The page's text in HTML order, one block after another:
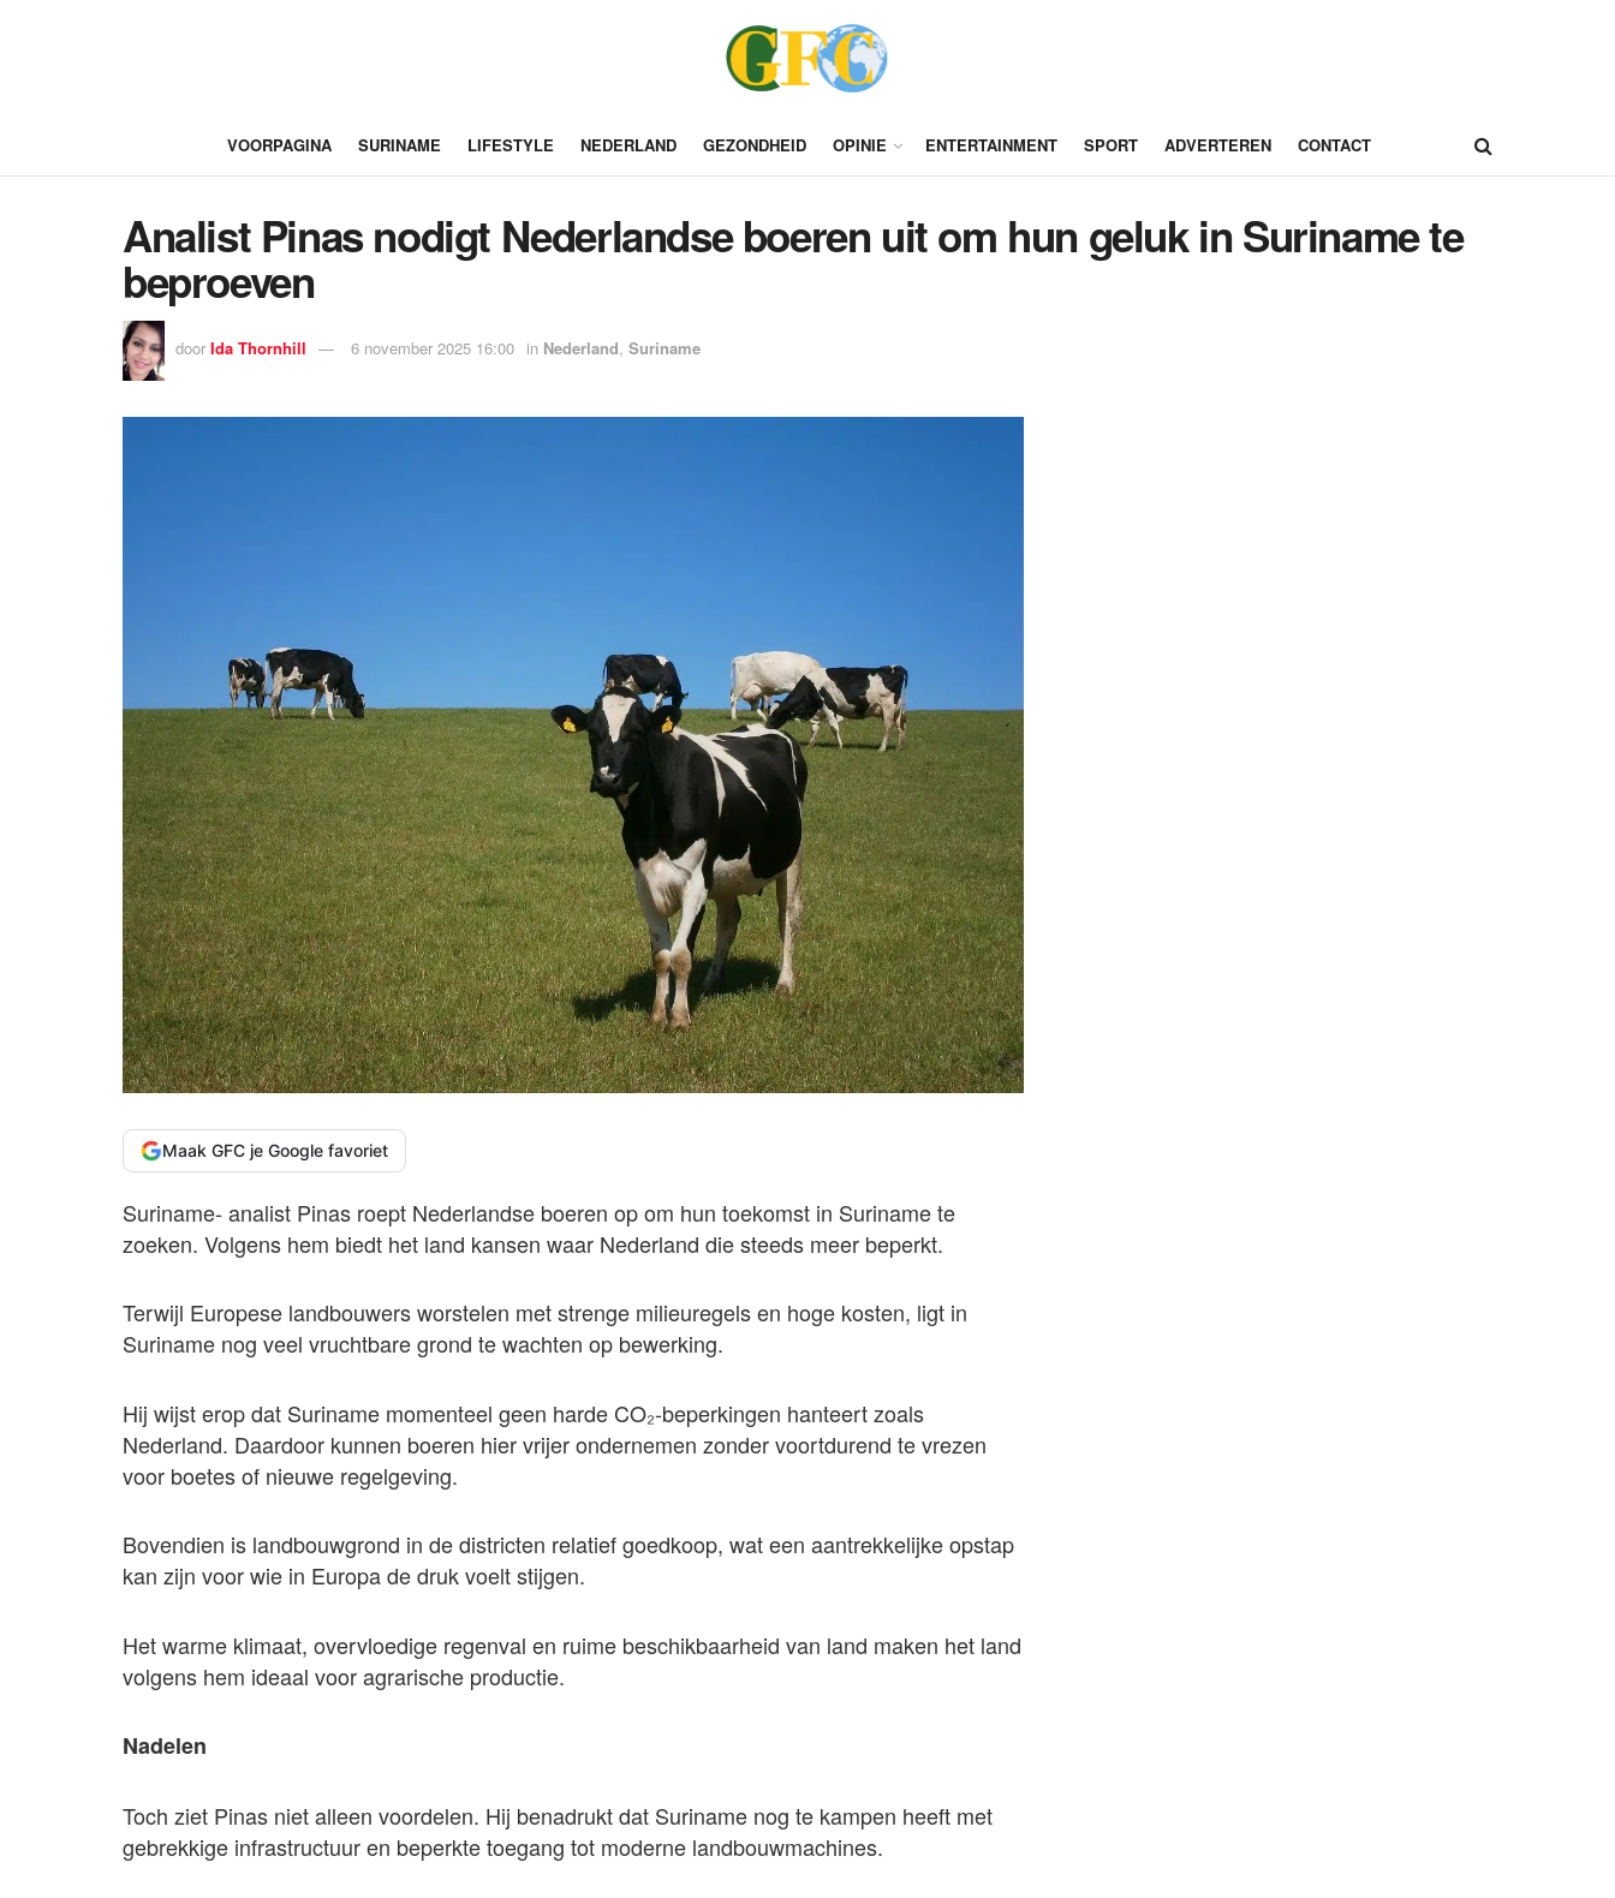
VOORPAGINA SURINAME LIFESTYLE NEDERLAND GEZONDHEID OPINIE ENTERTAINMENT SPORT ADVERTEREN CONTACT
Analist Pinas nodigt Nederlandse boeren uit om hun geluk in Suriname te
beproeven
door Ida Thornhill 6 november 2025 16:00 in Nederland, Suriname
Maak GFC je Google favoriet
Suriname- analist Pinas roept Nederlandse boeren op om hun toekomst in Suriname te
zoeken. Volgens hem biedt het land kansen waar Nederland die steeds meer beperkt.
Terwijl Europese landbouwers worstelen met strenge milieuregels en hoge kosten, ligt in
Suriname nog veel vruchtbare grond te wachten op bewerking.
Hij wijst erop dat Suriname momenteel geen harde CO₂-beperkingen hanteert zoals
Nederland. Daardoor kunnen boeren hier vrijer ondernemen zonder voortdurend te vrezen
voor boetes of nieuwe regelgeving.
Bovendien is landbouwgrond in de districten relatief goedkoop, wat een aantrekkelijke opstap
kan zijn voor wie in Europa de druk voelt stijgen.
Het warme klimaat, overvloedige regenval en ruime beschikbaarheid van land maken het land
volgens hem ideaal voor agrarische productie.
Nadelen
Toch ziet Pinas niet alleen voordelen. Hij benadrukt dat Suriname nog te kampen heeft met
gebrekkige infrastructuur en beperkte toegang tot moderne landbouwmachines.